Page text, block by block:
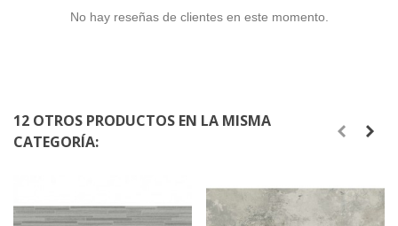
No hay reseñas de clientes en este momento.
12 OTROS PRODUCTOS EN LA MISMA
CATEGORÍA: